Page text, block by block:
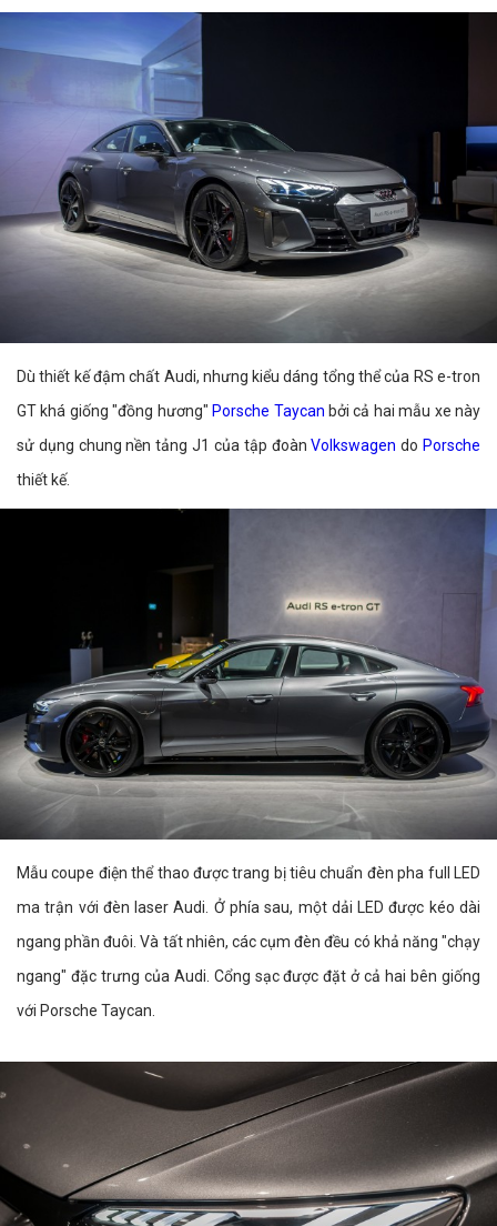
Dù thiết kế đậm chất Audi, nhưng kiểu dáng tổng thể của RS e-tron
GT khá giống "đồng hương" Porsche Taycan bởi cả hai mẫu xe này
sử dụng chung nền tảng J1 của tập đoànVolkswagen do Porsche
thiết kế.
Mẫu coupe điện thể thao được trang bị tiêu chuẩn đèn pha full LED
ma trận với đèn laser Audi. Ở phía sau, một dải LED được kéo dài
ngang phần đuôi. Và tất nhiên, các cụm đèn đều có khả năng "chạy
ngang" đặc trưng của Audi. Cổng sạc được đặt ở cả hai bên giống
với Porsche Taycan.